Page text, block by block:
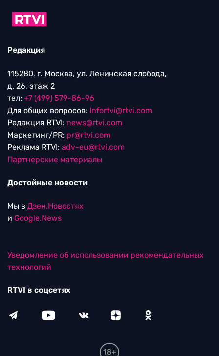
Редакция
115280, г. Москва, ул. Ленинская слобода,
д. 26, этаж 2
тел: +7 (499) 579-86-96
Для общих вопросов: Infortvi@rtvi.com
Редакция RTVI: news@rtvi.com
Маркетинг/PR: pr@rtvi.com
Реклама RTVI: adv-eu@rtvi.com
Партнерские материалы
Достойные новости
Мы в Дзен.Новостях
и Google.News
Уведомление об использовании рекомендательных
технологий
RTVI в соцсетях
18+